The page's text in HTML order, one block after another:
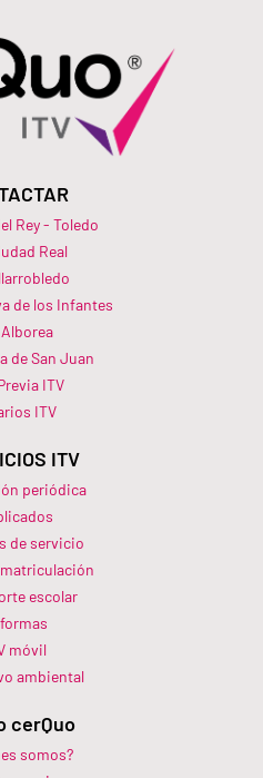
Rey - Toledo
Real
de los Infantes
de San Juan
ITV
ITV​
ITV
periódica
de servicio
escolar
móvil
ambiental
cerQuo
somos?